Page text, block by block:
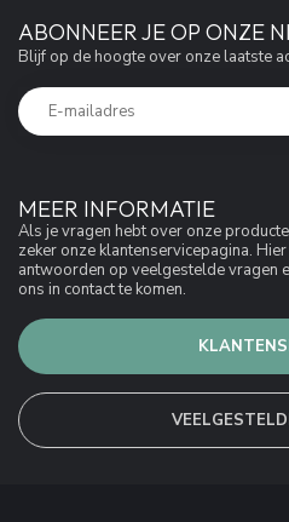
MEER INFORMATIE
Als je vragen hebt over onze
zeker onze klantenservicepagina.
antwoorden op veelgestelde vragen
ons in contact te komen.
ABONNEER JE OP ONZE
Blijf op de hoogte over onze laatste